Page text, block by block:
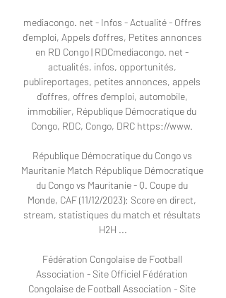
mediacongo. net - Infos - Actualité - Offres
d'emploi, Appels d'offres, Petites annonces
en RD Congo | RDCmediacongo. net -
actualités, infos, opportunités,
publireportages, petites annonces, appels
d'offres, offres d'emploi, automobile,
immobilier, République Démocratique du
Congo, RDC, Congo, DRC https://www.
République Démocratique du Congo vs
Mauritanie Match République Démocratique
du Congo vs Mauritanie - Q. Coupe du
Monde, CAF (11/12/2023): Score en direct,
stream, statistiques du match et résultats
H2H ...
Fédération Congolaise de Football
Association - Site Officiel﻿ Fédération
Congolaise de Football Association - Site